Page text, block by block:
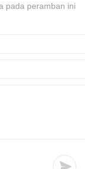
pada peramban ini